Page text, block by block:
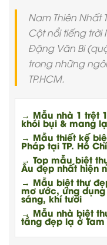
Nam Thiên Nhất
Cột nổi tiếng
Đặng Văn Bi
trong những
TP.HCM.
→ Mẫu nhà 1 trệt
khói bụi & mang
→ Mẫu thiết kế
Pháp tại TP. Hồ
→ Top mẫu biệt
Âu đẹp nhất hiện
→ Mẫu biệt thự
mơ ước, ứng
sáng, khí tươi
→ Mẫu nhà biệt
tầng đẹp lạ ở